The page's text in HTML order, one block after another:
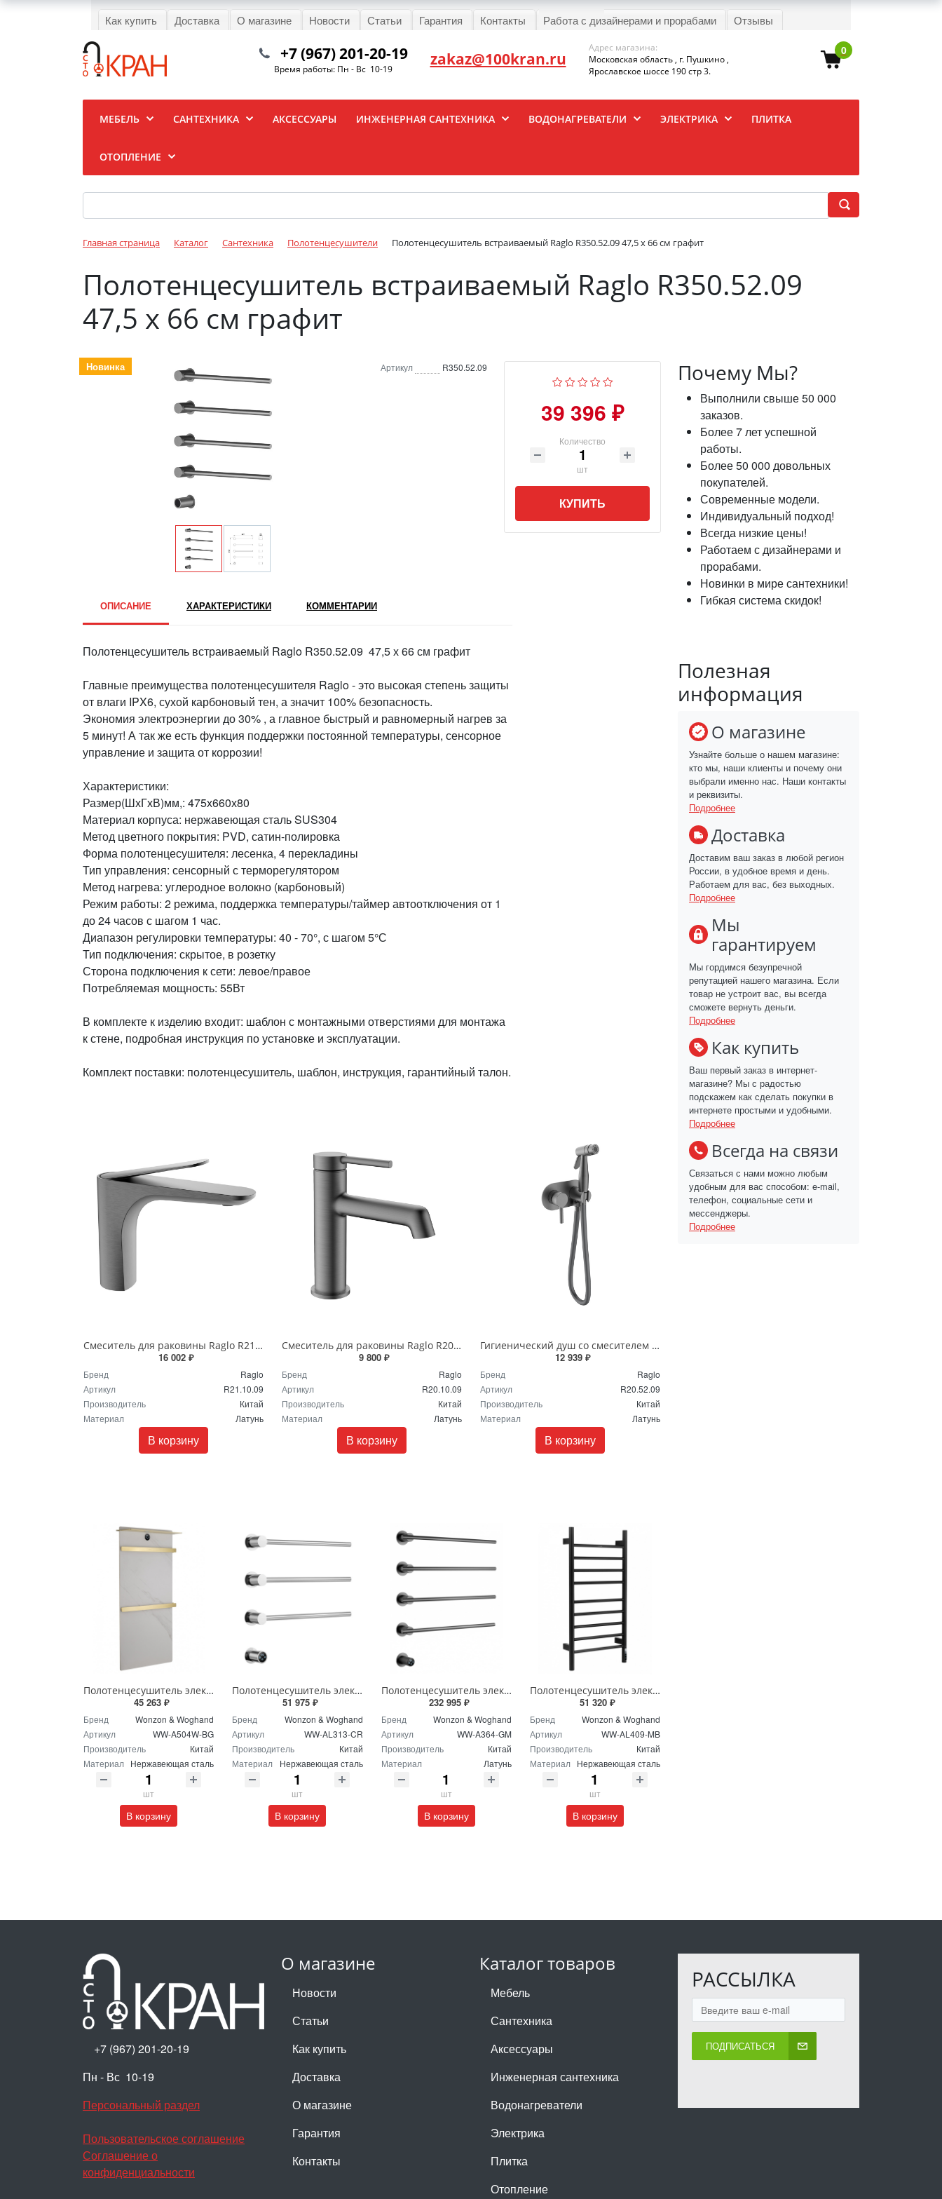
Как купить Доставка О магазине Новости Статьи Гарантия Контакты Работа с дизайнерами и прорабами Отзывы
0
+7 (967) 201-20-19
Время работы: Пн - Вс 10-19 zakaz@100kran.ru
Адрес магазина:
Московская область , г. Пушкино ,
Ярославское шоссе 190 стр 3.
МЕБЕЛЬ САНТЕХНИКА АКСЕССУАРЫ ИНЖЕНЕРНАЯ САНТЕХНИКА ВОДОНАГРЕВАТЕЛИ ЭЛЕКТРИКА ПЛИТКА
ОТОПЛЕНИЕ
Главная страница Каталог Сантехника Полотенцесушители Полотенцесушитель встраиваемый Raglo R350.52.09 47,5 х 66 см графит
Полотенцесушитель встраиваемый Raglo R350.52.09
47,5 х 66 см графит
Новинка Артикул R350.52.09
39 396 ₽
Количество
шт
КУПИТЬ
ОПИСАНИЕ ХАРАКТЕРИСТИКИ КОММЕНТАРИИ
Полотенцесушитель встраиваемый Raglo R350.52.09 47,5 х 66 см графит
Главные преимущества полотенцесушителя Raglo - это высокая степень защиты
от влаги IPX6, сухой карбоновый тен, а значит 100% безопасность.
Экономия электроэнергии до 30% , а главное быстрый и равномерный нагрев за
5 минут! А так же есть функция поддержки постоянной температуры, сенсорное
управление и защита от коррозии!
Характеристики:
Размер(ШхГхВ)мм,: 475х660х80
Материал корпуса: нержавеющая сталь SUS304
Метод цветного покрытия: PVD, сатин-полировка
Форма полотенцесушителя: лесенка, 4 перекладины
Тип управления: сенсорный с терморегулятором
Метод нагрева: углеродное волокно (карбоновый)
Режим работы: 2 режима, поддержка температуры/таймер автоотключения от 1
до 24 часов с шагом 1 час.
Диапазон регулировки температуры: 40 - 70°, с шагом 5°С
Тип подключения: скрытое, в розетку
Сторона подключения к сети: левое/правое
Потребляемая мощность: 55Вт
В комплекте к изделию входит: шаблон с монтажными отверстиями для монтажа
к стене, подробная инструкция по установке и эксплуатации.
Комплект поставки: полотенцесушитель, шаблон, инструкция, гарантийный талон.
Смеситель для раковины Raglo R21.10.09 графит
16 002 ₽
Бренд
Raglo
Артикул
R21.10.09
Производитель
Китай
Материал
Латунь
В корзину
Смеситель для раковины Raglo R20.10.09 графит
9 800 ₽
Бренд
Raglo
Артикул
R20.10.09
Производитель
Китай
Материал
Латунь
В корзину
Гигиенический душ со смесителем Raglo R20.52.09 графит
12 939 ₽
Бренд
Raglo
Артикул
R20.52.09
Производитель
Китай
Материал
Латунь
В корзину
Полотенцесушитель электрический с каменной плитой Wonzon & Woghand STUTTGART WW-A504W-BG брашированное золото
45 263 ₽
Бренд
Wonzon & Woghand
Артикул
WW-A504W-BG
Производитель
Китай
Материал Нержавеющая сталь
шт
В корзину
Полотенцесушитель электрический Wonzon & Woghand HAMBURG WW-AL313-CR хром
51 975 ₽
Бренд
Wonzon & Woghand
Артикул
WW-AL313-CR
Производитель
Китай
Материал
Нержавеющая сталь
шт
В корзину
Полотенцесушитель электрический Wonzon & Woghand DORTMUND WW-A364-GM темный графит
232 995 ₽
Бренд
Wonzon & Woghand
Артикул
WW-A364-GM
Производитель
Китай
Материал
Латунь
шт
В корзину
Полотенцесушитель электрический Wonzon & Woghand BONN WW-AL409-MB черный матовый
51 320 ₽
Бренд
Wonzon & Woghand
Артикул
WW-AL409-MB
Производитель
Китай
Материал
Нержавеющая сталь
шт
В корзину
Почему Мы?
Выполнили свыше 50 000
заказов.
Более 7 лет успешной
работы.
Более 50 000 довольных
покупателей.
Современные модели.
Индивидуальный подход!
Всегда низкие цены!
Работаем с дизайнерами и
прорабами.
Новинки в мире сантехники!
Гибкая система скидок!
Полезная
информация
О магазине
Узнайте больше о нашем магазине:
кто мы, наши клиенты и почему они
выбрали именно нас. Наши контакты
и реквизиты.
Подробнее
Доставка
Доставим ваш заказ в любой регион
России, в удобное время и день.
Работаем для вас, без выходных.
Подробнее
Мы
гарантируем
Мы гордимся безупречной
репутацией нашего магазина. Если
товар не устроит вас, вы всегда
сможете вернуть деньги.
Подробнее
Как купить
Ваш первый заказ в интернет-
магазине? Мы с радостью
подскажем как сделать покупки в
интернете простыми и удобными.
Подробнее
Всегда на связи
Связаться с нами можно любым
удобным для вас способом: e-mail,
телефон, социальные сети и
мессенджеры.
Подробнее
О магазине
Новости
Статьи
Как купить
Доставка
О магазине
Гарантия
Контакты
Каталог товаров
Мебель
Сантехника
Аксессуары
Инженерная сантехника
Водонагреватели
Электрика
Плитка
Отопление
РАССЫЛКА
ПОДПИСАТЬСЯ
+7 (967) 201-20-19
Пн - Вс 10-19
Персональный раздел
Пользовательское соглашение
Соглашение о
конфиденциальности